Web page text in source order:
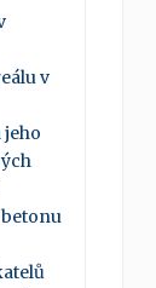
v
jeho